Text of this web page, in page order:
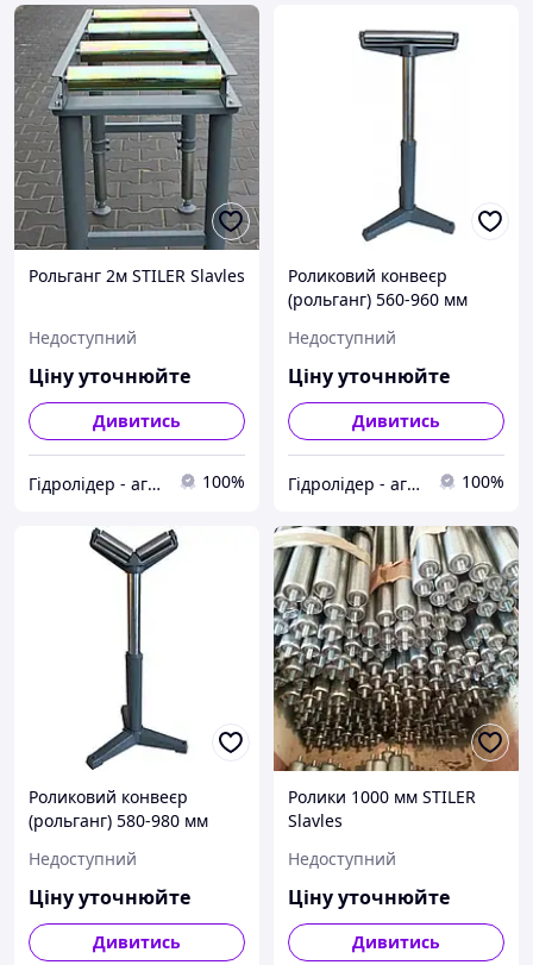
Рольганг 2м STILER Slavles
Недоступний
Ціну уточнюйте
Дивитись
Гідролідер - агротехніка, промислове та будівельне обладнання 100%
Роликовий конвеєр
(рольганг) 560-960 мм
Недоступний
Ціну уточнюйте
Дивитись
Гідролідер - агротехніка, промислове та будівельне обладнання 100%
Роликовий конвеєр
(рольганг) 580-980 мм
Недоступний
Ціну уточнюйте
Дивитись
Ролики 1000 мм STILER
Slavles
Недоступний
Ціну уточнюйте
Дивитись